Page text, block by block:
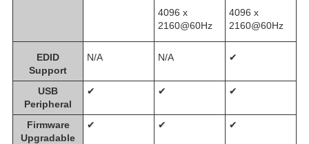
4096 x
2160@60Hz
4096 x
2160@60Hz
EDID
Support
N/A N/A ✔
USB
Peripheral
✔ ✔ ✔
Firmware
Upgradable
✔ ✔ ✔